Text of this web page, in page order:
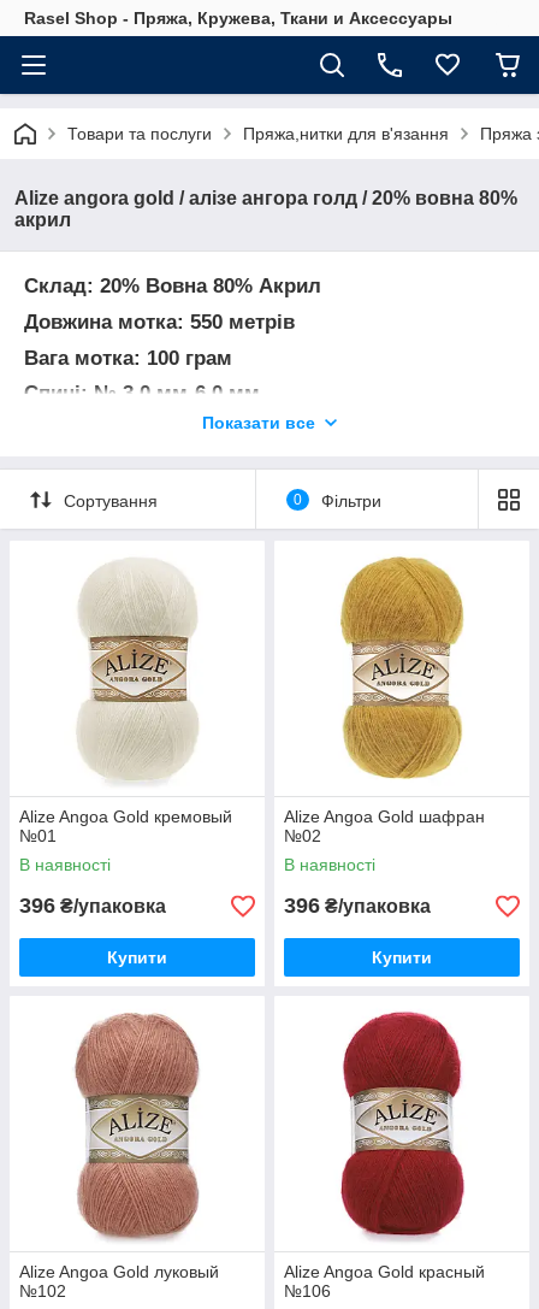
Rasel Shop - Пряжа, Кружева, Ткани и Аксессуары
Товари та послуги Пряжа,нитки для в'язання Пряжа
Alize angora gold / алізе ангора голд / 20% вовна 80%
акрил
Склад: 20% Вовна 80% Акрил
Довжина мотка: 550 метрів
Вага мотка: 100 грам
Спиці: № 3,0 мм-6,0 мм
Гачок: № 2,0 мм-4,0 мм
Виробництво: Туреччина
Показати все
Сортування 0 Фільтри
Alize Angoa Gold кремовый
№01
В наявності
396 ₴/упаковка
Купити
Alize Angoa Gold шафран
№02
В наявності
396 ₴/упаковка
Купити
Alize Angoa Gold луковый
№102
Alize Angoa Gold красный
№106